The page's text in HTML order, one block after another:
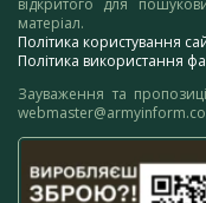
відкритого для
матеріал.
Політика користування
Політика використання
Зауваження та